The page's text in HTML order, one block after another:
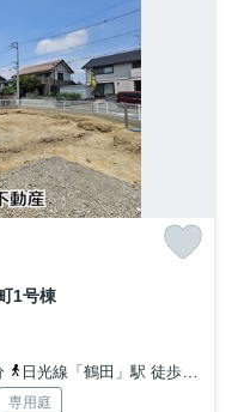
1号棟
日光線「鶴田」駅 徒歩32分
専用庭